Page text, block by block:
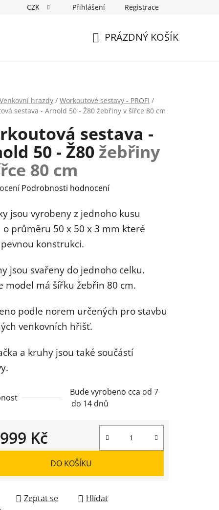
CZK Přihlášení Registrace
PRÁZDNÝ KOŠÍK
Venkovní hrazdy / Workoutové sestavy - PROFI /
sestava - Arnold 50 - Ž80 žebřiny v šířce 80 cm
sestava -
50 - Ž80 žebřiny
80 cm
Podrobnosti hodnocení
jsou vyrobeny z jednoho kusu
o průměru 50 x 50 x 3 mm které
konstrukci.
jsou svařeny do jednoho celku.
model má šířku žebřin 80 cm.
podle norem určených pro stavbu
venkovních hřišť.
a kruhy jsou také součástí
Bude vyrobeno cca od 7
do 14 dnů
Kč
cena:
DO KOŠÍKU
Zeptat se
Hlídat